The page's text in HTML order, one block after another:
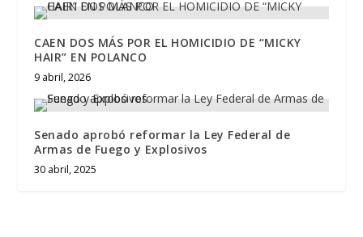
CAEN DOS MÁS POR EL HOMICIDIO DE “MICKY
HAIR” EN POLANCO
9 abril, 2026
Senado aprobó reformar la Ley Federal de
Armas de Fuego y Explosivos
30 abril, 2025